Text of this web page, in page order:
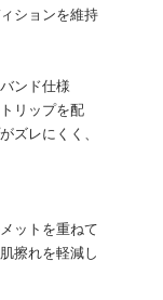
ションを維持
ンド仕様
リップを配
ズレにくく、
ットを重ねて
擦れを軽減し